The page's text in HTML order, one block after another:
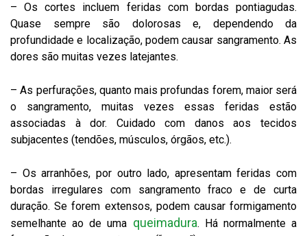
– Os cortes incluem feridas com bordas pontiagudas.
Quase sempre são dolorosas e, dependendo da
profundidade e localização, podem causar sangramento. As
dores são muitas vezes latejantes.
– As perfurações, quanto mais profundas forem, maior será
o sangramento, muitas vezes essas feridas estão
associadas à dor. Cuidado com danos aos tecidos
subjacentes (tendões, músculos, órgãos, etc.).
– Os arranhões, por outro lado, apresentam feridas com
bordas irregulares com sangramento fraco e de curta
duração. Se forem extensos, podem causar formigamento
semelhante ao de uma queimadura. Há normalmente a